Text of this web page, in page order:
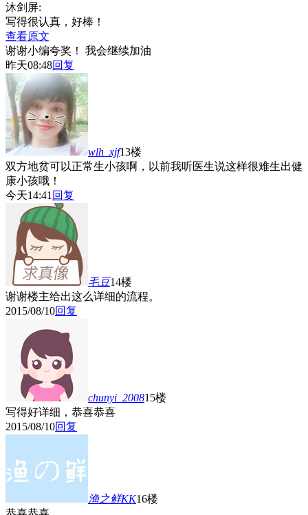
沐剑屏:
写得很认真，好棒！
查看原文
谢谢小编夸奖！
我会继续加油
昨天08:48回复
wlh_xjf13楼
双方地贫可以正常生小孩啊，以前我听医生说这样很难生出健
康小孩哦！
今天14:41回复
毛豆14楼
谢谢楼主给出这么详细的流程。
2015/08/10回复
chunyi_200815楼
写得好详细，恭喜恭喜
2015/08/10回复
渔之鲜KK16楼